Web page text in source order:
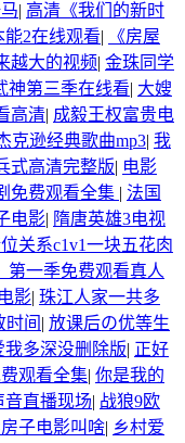
| 高清《我们的新时
能2在线观看|
《房屋
越大的视频| 金珠同学
神第三季在线看| 大嫂
高清| 成毅王权富贵电
克逊经典歌曲mp3| 我
式高清完整版| 电影
免费观看全集 | 法国
电影| 隋唐英雄3电视
关系c1v1一块五花肉
第一季免费观看真人
影| 珠江人家一共多
时间 | 放课后の优等生
我多深没删除版| 正好
观看全集| 你是我的
音直播现场| 战狼9欧
子电影叫啥| 乡村爱